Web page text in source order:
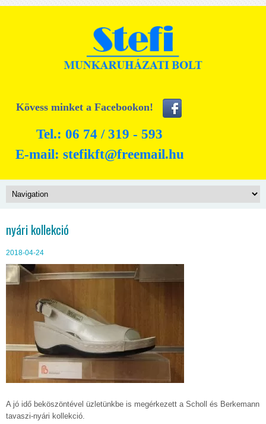
Kövess minket a Facebookon!
Tel.: 06 74 / 319 - 593
E-mail: stefikft@freemail.hu
nyári kollekció
2018-04-24
A jó idő beköszöntével üzletünkbe is megérkezett a Scholl és Berkemann
tavaszi-nyári kollekció.